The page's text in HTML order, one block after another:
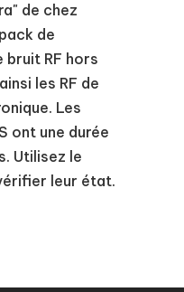
de chez
de
bruit RF hors
les RF de
Les
ont une durée
Utilisez le
leur état.